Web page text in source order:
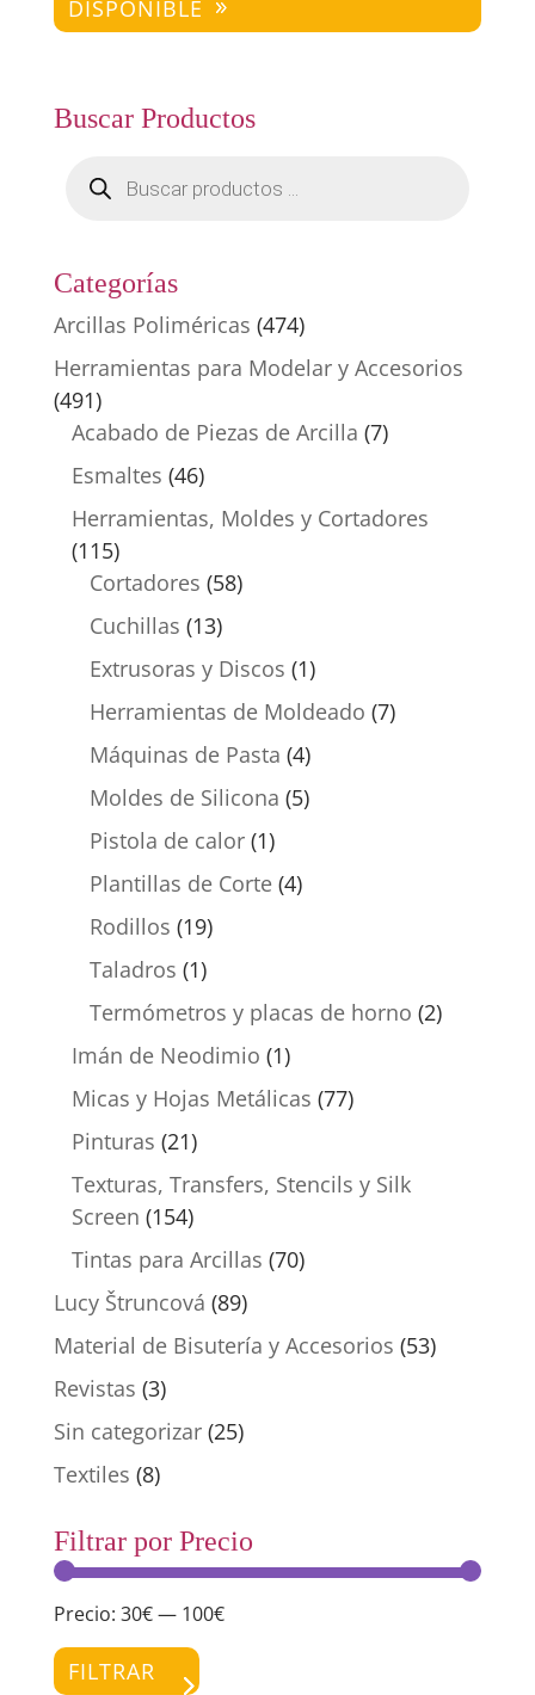
DISPONIBLE
Buscar Productos
productos
Categorías
Arcillas Poliméricas (474)
Herramientas para Modelar y Accesorios
(491)
Acabado de Piezas de Arcilla (7)
Esmaltes (46)
Herramientas, Moldes y Cortadores
(115)
Cortadores (58)
Cuchillas (13)
Extrusoras y Discos (1)
Herramientas de Moldeado (7)
Máquinas de Pasta (4)
Moldes de Silicona (5)
Pistola de calor (1)
Plantillas de Corte (4)
Rodillos (19)
Taladros (1)
Termómetros y placas de horno (2)
Imán de Neodimio (1)
Micas y Hojas Metálicas (77)
Pinturas (21)
Texturas, Transfers, Stencils y Silk
Screen (154)
Tintas para Arcillas (70)
Lucy Štruncová (89)
Material de Bisutería y Accesorios (53)
Revistas (3)
Sin categorizar (25)
Textiles (8)
Filtrar por Precio
FILTRAR
Precio: 30€— 100€